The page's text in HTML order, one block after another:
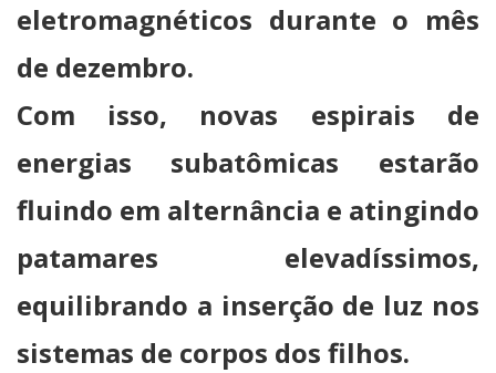
eletromagnéticos durante o mês
de dezembro.
Com isso, novas espirais de
energias subatômicas estarão
fluindo em alternância e atingindo
patamares elevadíssimos,
equilibrando a inserção de luz nos
sistemas de corpos dos filhos.